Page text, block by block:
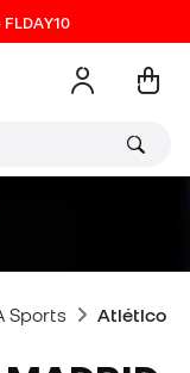
Sports Atlético